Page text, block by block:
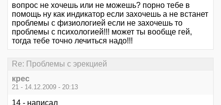
вопрос не хочешь или не можешь? порно тебе в
помощь ну как индикатор если захочешь а не встанет
проблемы с физиологией если не захочешь то
проблемы с психологией!!! может ты вообще гей,
тогда тебе точно лечиться надо!!!
Re: Проблемы с эрекцией
крес
21 - 14.12.2009 - 20:13
14 - написал